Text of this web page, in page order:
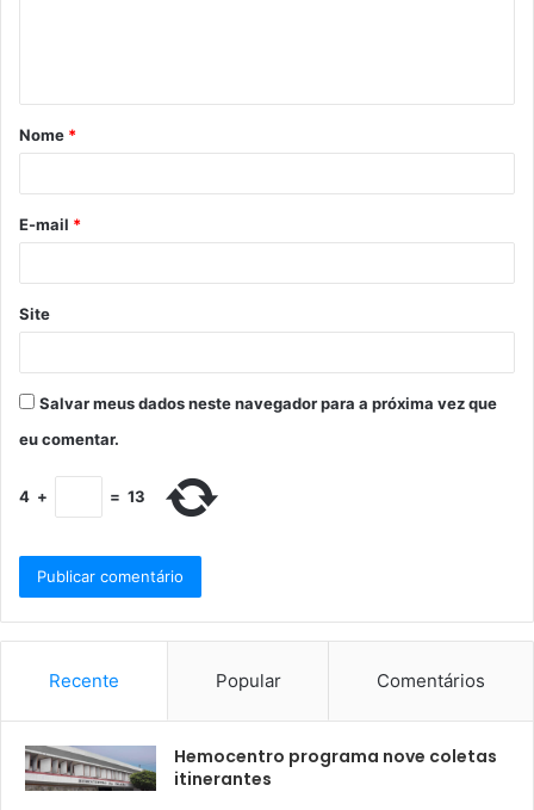
Nome *
E-mail *
Site
Salvar meus dados neste navegador para a próxima vez que
eu comentar.
4 + = 13
Recente Popular Comentários
Hemocentro programa nove coletas
itinerantes